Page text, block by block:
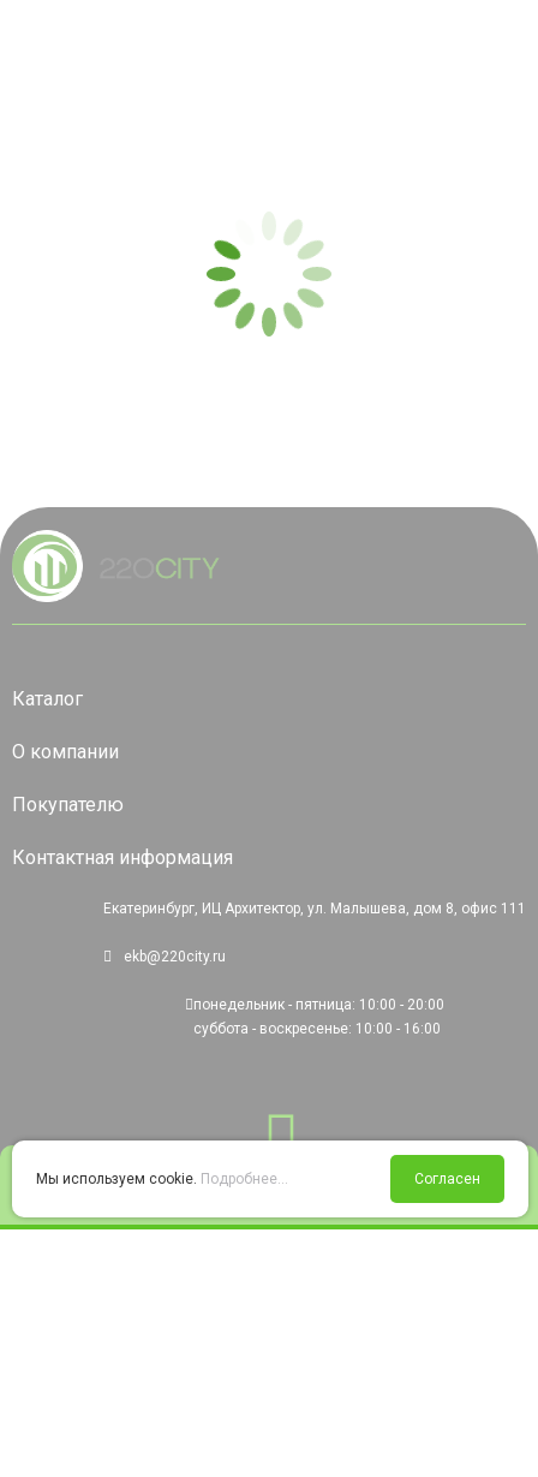
Войти Избранное Корзина
Каталог
О компании
Покупателю
Контактная информация
Екатеринбург, ИЦ Архитектор, ул. Малышева, дом 8, офис 111
ekb@220city.ru
понедельник - пятница: 10:00 - 20:00
суббота - воскресенье: 10:00 - 16:00
Мы используем cookie. Подробнее... Согласен